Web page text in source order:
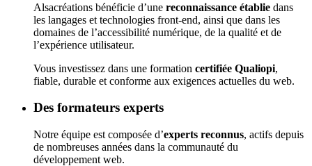
Alsacréations bénéficie d’une reconnaissance établie dans
les langages et technologies front-end, ainsi que dans les
domaines de l’accessibilité numérique, de la qualité et de
l’expérience utilisateur.
Vous investissez dans une formation certifiée Qualiopi,
fiable, durable et conforme aux exigences actuelles du web.
Des formateurs experts
Notre équipe est composée d’experts reconnus, actifs depuis
de nombreuses années dans la communauté du
développement web.